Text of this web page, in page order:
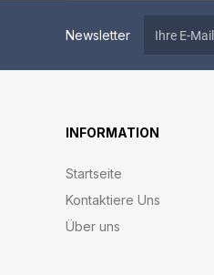
Newsletter
INFORMATION
Startseite
Kontaktiere Uns
Über uns